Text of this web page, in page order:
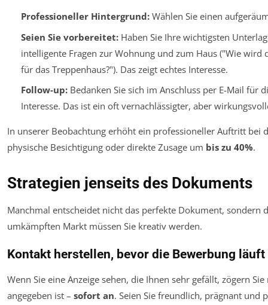
Professioneller Hintergrund:Wählen Sie einen
Seien Sie vorbereitet:Haben Sie Ihre wichtigsten
intelligente Fragen zur Wohnung und zum Haus ("Wie wird
für das Treppenhaus?"). Das zeigt echtes Interesse.
Follow-up:Bedanken Sie sich im Anschluss per E-Mail für
Interesse. Das ist ein oft vernachlässigter, aber
In unserer Beobachtung erhöht ein professioneller Auftritt bei
physische Besichtigung oder direkte Zusage um bis zu 40%.
Strategien jenseits des Dokuments
Manchmal entscheidet nicht das perfekte Dokument, sondern
umkämpften Markt müssen Sie kreativ werden.
Kontakt herstellen, bevor die Bewerbung läuft
Wenn Sie eine Anzeige sehen, die Ihnen sehr gefällt, zögern
angegeben ist – sofort an. Seien Sie freundlich, prägnant und